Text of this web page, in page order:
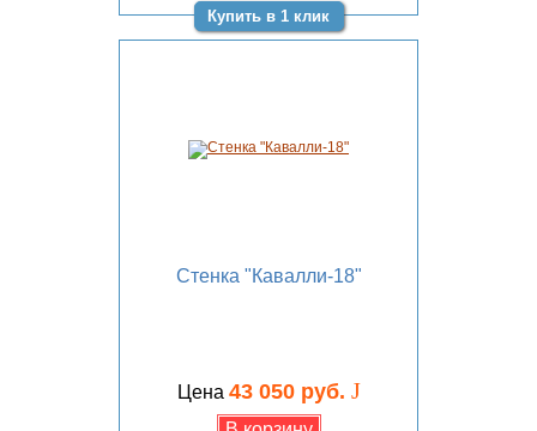
Купить в 1 клик
Стенка "Кавалли-18"
Цена 43 050 руб. J